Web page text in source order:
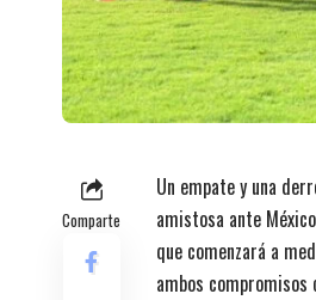
Comparte
Un empate y una
amistosa ante
que comenzará a
ambos compromisos